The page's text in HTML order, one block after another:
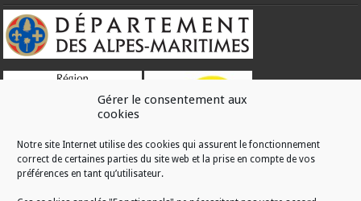
Gérer le consentement aux
cookies
Notre site Internet utilise des cookies qui assurent le fonctionnement
correct de certaines parties du site web et la prise en compte de vos
préférences en tant qu’utilisateur.
RÉALISATION